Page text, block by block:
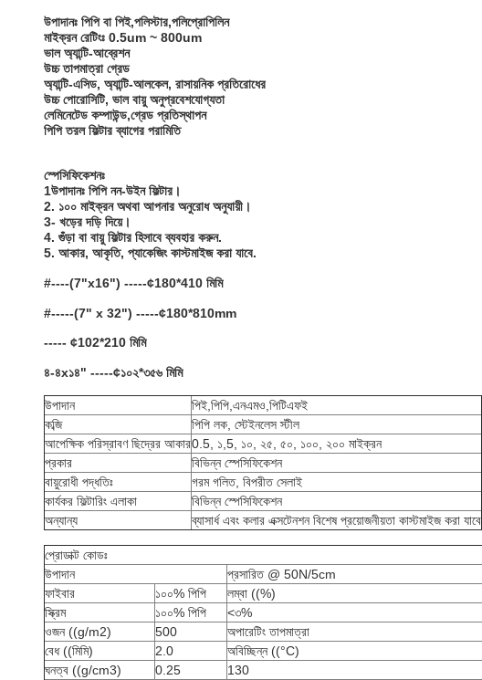
উপাদানঃ পিপি বা পিই,পলিস্টার,পলিপ্রোপিলিন
মাইক্রন রেটিংঃ 0.5um ~ 800um
ভাল অ্যান্টি-আব্রেশন
উচ্চ তাপমাত্রা গ্রেড
অ্যান্টি-এসিড, অ্যান্টি-আলকেল, রাসায়নিক প্রতিরোধের
উচ্চ পোরোসিটি, ভাল বায়ু অনুপ্রবেশযোগ্যতা
লেমিনেটেড কম্পাউন্ড,গ্রেড প্রতিস্থাপন
পিপি তরল ফিল্টার ব্যাগের পরামিতি
স্পেসিফিকেশনঃ
1উপাদানঃ পিপি নন-উইন ফিল্টার।
2. ১০০ মাইক্রন অথবা আপনার অনুরোধ অনুযায়ী।
3- খড়ের দড়ি দিয়ে।
4. গুঁড়া বা বায়ু ফিল্টার হিসাবে ব্যবহার করুন.
5. আকার, আকৃতি, প্যাকেজিং কাস্টমাইজ করা যাবে.
#----(7"x16") -----¢180*410 মিমি
#-----(7" x 32") -----¢180*810mm
----- ¢102*210 মিমি
৪-৪x১৪" -----¢১০২*৩৫৬ মিমি
উপাদান
পিই,পিপি,এনএমও,পিটিএফই
কব্জি
পিপি লক, স্টেইনলেস স্টীল
আপেক্ষিক পরিস্রাবণ ছিদ্রের আকার0.5, ১,5, ১০, ২৫, ৫০, ১০০, ২০০ মাইক্রন
প্রকার
বিভিন্ন স্পেসিফিকেশন
বায়ুরোধী পদ্ধতিঃ
গরম গলিত, বিপরীত সেলাই
কার্যকর ফিল্টারিং এলাকা
বিভিন্ন স্পেসিফিকেশন
অন্যান্য
ব্যাসার্ধ এবং কলার এক্সটেনশন বিশেষ প্রয়োজনীয়তা কাস্টমাইজ করা যাবে
প্রোডাক্ট কোডঃ
উপাদান
প্রসারিত @ 50N/5cm
ফাইবার
১০০% পিপি লম্বা ((%)
স্ক্রিম
১০০% পিপি <৩%
ওজন ((g/m2)
500
অপারেটিং তাপমাত্রা
বেধ ((মিমি)
2.0 অবিচ্ছিন্ন ((°C)
ঘনত্ব ((g/cm3)
0.25 130